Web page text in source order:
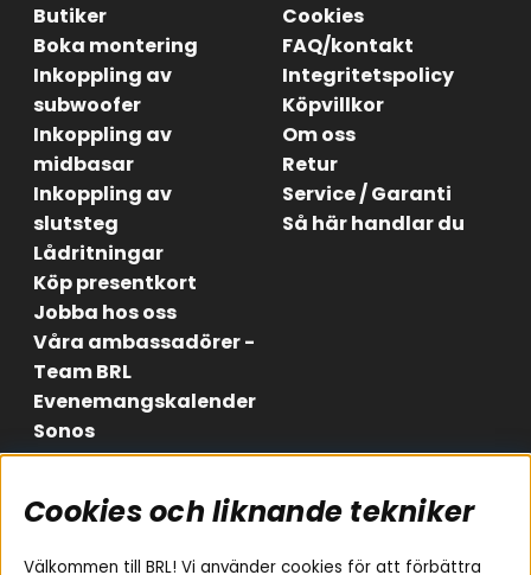
Butiker
Boka montering
Inkoppling av
subwoofer
Inkoppling av
midbasar
Inkoppling av
slutsteg
Lådritningar
Köp presentkort
Jobba hos oss
Våra ambassadörer -
Team BRL
Evenemangskalender
Sonos
Cookies
FAQ/kontakt
Integritetspolicy
Köpvillkor
Om oss
Retur
Service / Garanti
Så här handlar du
Områden
Billjud
Följ oss
Instagram
Cookies och liknande tekniker
Välkommen till BRL! Vi använder cookies för att förbättra